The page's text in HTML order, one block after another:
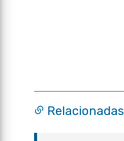
Relacionadas